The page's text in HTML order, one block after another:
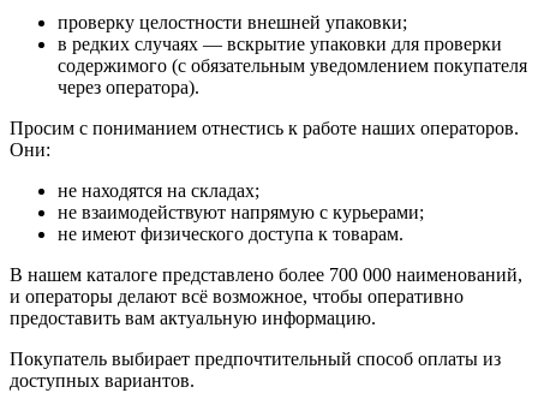
проверку целостности внешней упаковки;
в редких случаях — вскрытие упаковки для проверки
содержимого (с обязательным уведомлением покупателя
через оператора).
Просим с пониманием отнестись к работе наших операторов.
Они:
не находятся на складах;
не взаимодействуют напрямую с курьерами;
не имеют физического доступа к товарам.
В нашем каталоге представлено более 700 000 наименований,
и операторы делают всё возможное, чтобы оперативно
предоставить вам актуальную информацию.
Покупатель выбирает предпочтительный способ оплаты из
доступных вариантов.